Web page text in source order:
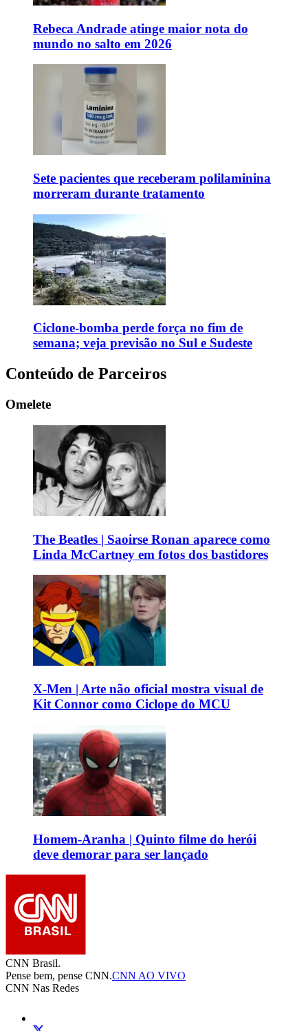
Rebeca Andrade atinge maior nota do
mundo no salto em 2026
Sete pacientes que receberam polilaminina
morreram durante tratamento
Ciclone-bomba perde força no fim de
semana; veja previsão no Sul e Sudeste
Conteúdo de Parceiros
Omelete
The Beatles | Saoirse Ronan aparece como
Linda McCartney em fotos dos bastidores
X-Men | Arte não oficial mostra visual de
Kit Connor como Ciclope do MCU
Homem-Aranha | Quinto filme do herói
deve demorar para ser lançado
CNN Brasil.
Pense bem, pense CNN.CNN AO VIVO
CNN Nas Redes